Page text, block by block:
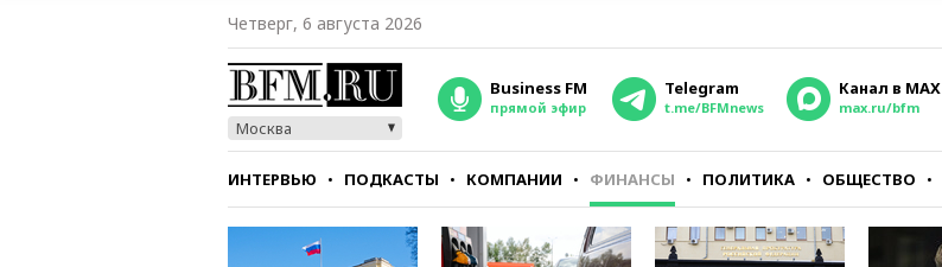
Четверг, 6 августа 2026
Москва
Business FM
прямой эфир
Telegram
t.me/BFMnews
Канал в MAX
max.ru/bfm
ИНТЕРВЬЮ ПОДКАСТЫ КОМПАНИИ ФИНАНСЫ ПОЛИТИКА ОБЩЕСТВО
СТИЛЬ ТЕСТЫ